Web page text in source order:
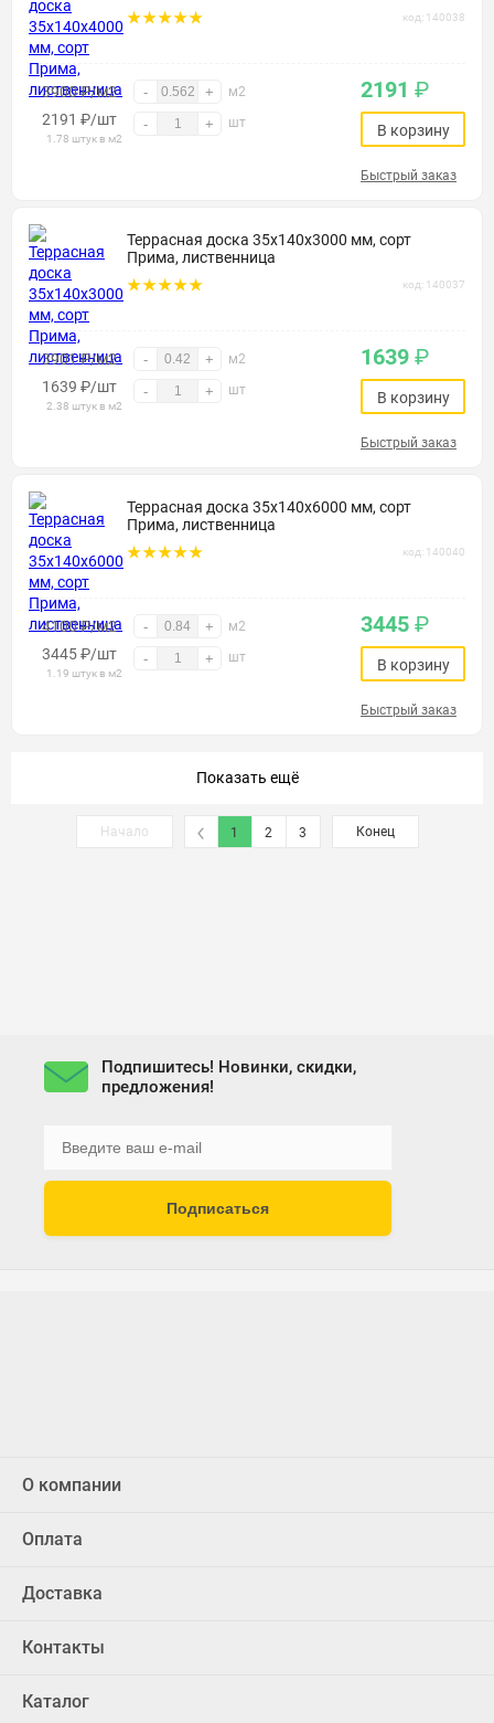
код: 140038
3900 ₽/м2 - + м2
2191 ₽/шт
1.78 штук в м2
- + шт
2191 ₽
В корзину
Быстрый заказ
Террасная доска 35х140х3000 мм, сорт
Прима, лиственница
код: 140037
3901 ₽/м2 - + м2
1639 ₽/шт
2.38 штук в м2
- + шт
1639 ₽
В корзину
Быстрый заказ
Террасная доска 35х140х6000 мм, сорт
Прима, лиственница
код: 140040
4100 ₽/м2 - + м2
3445₽/шт
1.19 штук в м2
- + шт
3445 ₽
В корзину
Быстрый заказ
Показать ещё
Начало 1 2 3 Конец
Подпишитесь! Новинки, скидки,
предложения!
Подписаться
О компании
Оплата
Доставка
Контакты
Каталог